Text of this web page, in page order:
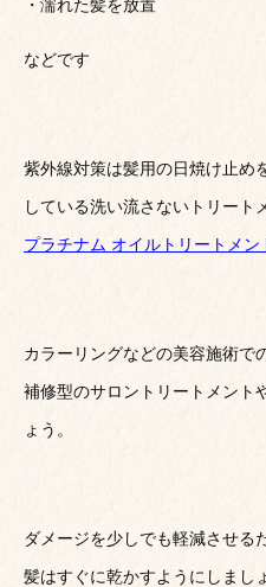
・濡れた髪を放置
などです
紫外線対策は髪用の日焼け止め
している洗い流さないトリート
プラチナム オイルトリートメン
カラーリングなどの美容施術で
補修型のサロントリートメント
ょう。
ダメージを少しでも軽減させる
髪はすぐに乾かすようにしまし